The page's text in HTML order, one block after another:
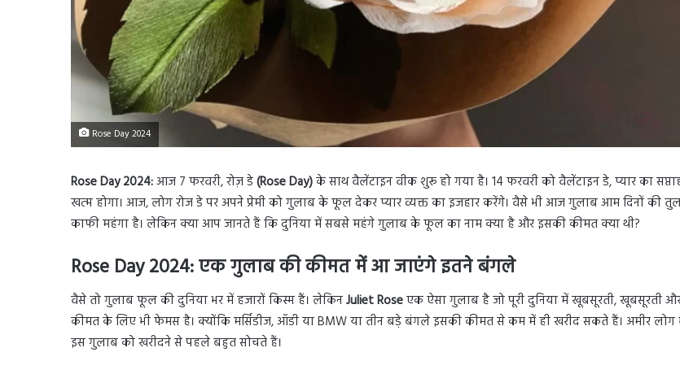
Rose Day 2024
Rose Day 2024:आज 7 फरवरी, रोज़ डे(Rose Day)के साथ वैलेंटाइन वीक शुरू हो गया है। 14 फरवरी को वैलेंटाइन डे, प्यार का
खत्म होगा। आज, लोग रोज डे पर अपने प्रेमी को गुलाब के फूल देकर प्यार व्यक्त का इजहार करेंगे। वैसे भी आज गुलाब आम दिनों की
काफी महंगा है। लेकिन क्या आप जानते हैं कि दुनिया में सबसे महंगे गुलाब के फूल का नाम क्या है और इसकी कीमत क्या थी?
Rose Day 2024: एक गुलाब की कीमत में आ जाएंगे इतने बंगले
वैसे तो गुलाब फूल की दुनिया भर में हजारों किस्म हैं। लेकिनJuliet Roseएक ऐसा गुलाब है जो पूरी दुनिया में खूबसूरती, खूबसूरती
कीमत के लिए भी फेमस है। क्योंकि मर्सिडीज, ऑडी या BMW या तीन बड़े बंगले इसकी कीमत से कम में ही खरीद सकते हैं। अमीर लोग
इस गुलाब को खरीदने से पहले बहुत सोचते हैं।